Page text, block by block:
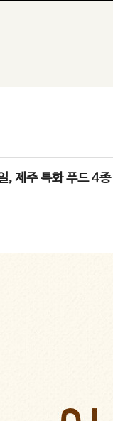
, 제주 특화 푸드 4종